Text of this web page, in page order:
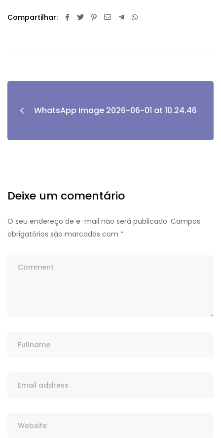
Compartilhar:
WhatsApp Image 2026-06-01 at 10.24.46
Deixe um comentário
O seu endereço de e-mail não será publicado. Campos
obrigatórios são marcados com *